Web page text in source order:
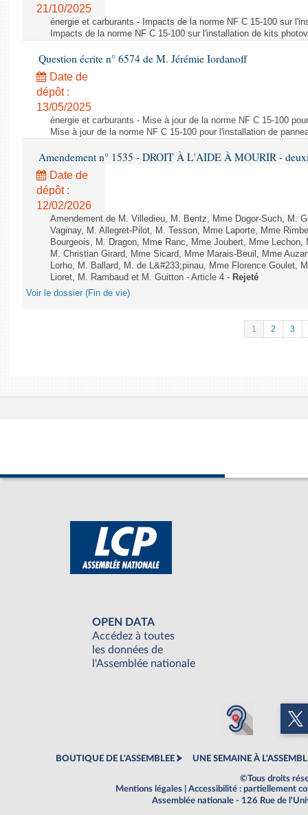
21/10/2025
énergie et carburants - Impacts de la norme NF C 15-100 sur
Impacts de la norme NF C 15-100 sur l'installation de kits
Question écrite n° 6574 de M. Jérémie Iordanoff
Date de
dépôt :
13/05/2025
énergie et carburants - Mise à jour de la norme NF C 15-100
Mise à jour de la norme NF C 15-100 pour l'installation de
Amendement n° 1535 - DROIT À L'AIDE À MOURIR -
Date de
dépôt :
12/02/2026
Amendement de M. Villedieu, M. Bentz, Mme Dogor-Such, M.
Vaginay, M. Allegret-Pilot, M. Tesson, Mme Laporte, Mme
Bourgeois, M. Dragon, Mme Ranc, Mme Joubert, Mme
M. Christian Girard, Mme Sicard, Mme Marais-Beuil, Mme
Lorho, M. Ballard, M. de L&#233;pinau, Mme Florence Goulet,
Lioret, M. Rambaud et M. Guitton - Article 4 - Rejeté
Voir le dossier (Fin de vie)
1 2 3
OPEN DATA
Accédez à toutes
les données de
l'Assemblée nationale
BOUTIQUE DE L'ASSEMBLEE UNE SEMAINE À
©Tous droits
Mentions légales
Accessibilité : partiellement
Assemblée nationale - 126 Rue de